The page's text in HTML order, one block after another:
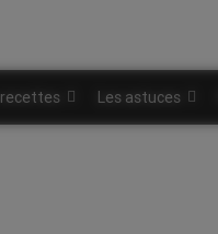
recettes Les astuces